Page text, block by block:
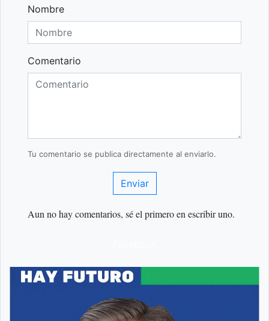
Nombre
Comentario
Tu comentario se publica directamente al enviarlo.
Enviar
Aun no hay comentarios, sé el primero en escribir uno.